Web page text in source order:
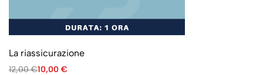
La riassicurazione
12,00€10,00 €